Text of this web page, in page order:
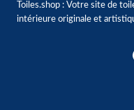
Toiles.shop : Votre site de
intérieure originale et